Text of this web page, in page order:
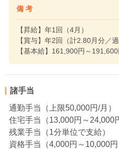
備 考
【昇給】年1回（4月）
【賞与】年2回（計2.80月分／過
【基本給】161,900円～191,600
諸手当
通勤手当（上限50,000円/月）
住宅手当（13,000円～24,000
残業手当（1分単位で支給）
資格手当（4,000円～10,000円